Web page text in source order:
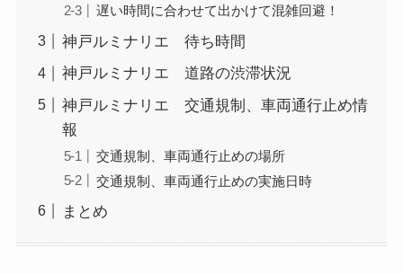
遅い時間に合わせて出かけて混雑回避！
神戸ルミナリエ 待ち時間
神戸ルミナリエ 道路の渋滞状況
神戸ルミナリエ 交通規制、車両通行止め情
報
交通規制、車両通行止めの場所
交通規制、車両通行止めの実施日時
まとめ